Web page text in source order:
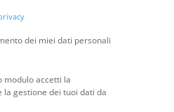
dei miei dati personali
modulo accetti la
la gestione dei tuoi dati da